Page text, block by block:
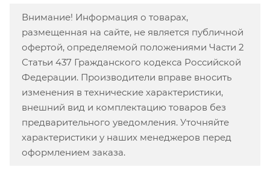
Внимание! Информация о товарах,
размещенная на сайте, не является публичной
офертой, определяемой положениями Части 2
Статьи 437 Гражданского кодекса Российской
Федерации. Производители вправе вносить
изменения в технические характеристики,
внешний вид и комплектацию товаров без
предварительного уведомления. Уточняйте
характеристики у наших менеджеров перед
оформлением заказа.